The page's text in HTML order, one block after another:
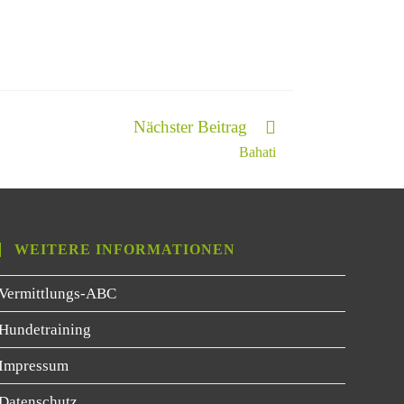
Nächster Beitrag
Bahati
WEITERE INFORMATIONEN
ABC